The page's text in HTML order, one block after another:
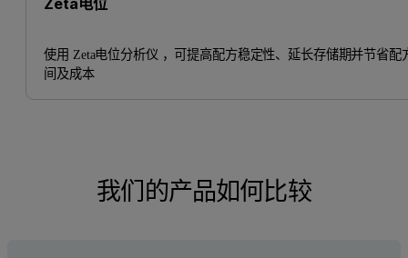
Zeta电位
使用 Zeta电位分析仪 ，可提高配方稳定性、延长存储期并节省配
间及成本
我们的产品如何比较